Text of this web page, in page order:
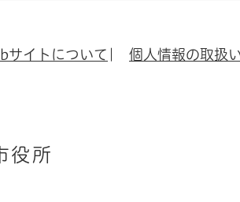
サイトについて 個人情報の取扱
役所